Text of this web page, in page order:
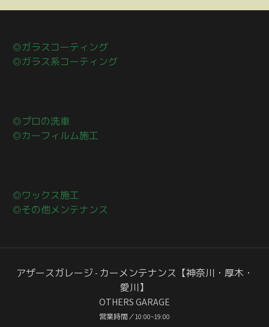
◎ガラスコーティング
◎ガラス系コーティング
◎プロの洗車
◎カーフィルム施工
◎ワックス施工
◎その他メンテナンス
アザースガレージ - カーメンテナンス【神奈川・厚木・
愛川】
OTHERS GARAGE
営業時間／10:00~19:00